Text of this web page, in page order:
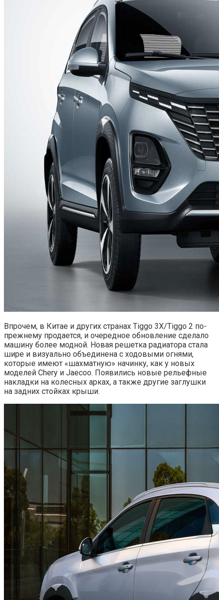
Впрочем, в Китае и других странах Tiggo 3X/Tiggo 2 по-
прежнему продается, и очередное обновление сделало
машину более модной. Новая решетка радиатора стала
шире и визуально объединена с ходовыми огнями,
которые имеют «шахматную» начинку, как у новых
моделей Chery и Jaecoo. Появились новые рельефные
накладки на колесных арках, а также другие заглушки
на задних стойках крыши.